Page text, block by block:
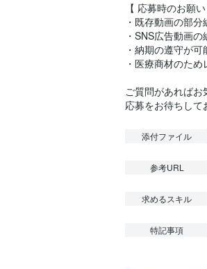
【 応募時のお願い
・既存動画の部
・SNS広告動画
・納期の遵守が
・医療商材のた
ご質問があればお
添付ファイル
参考URL
求めるスキル
特記事項